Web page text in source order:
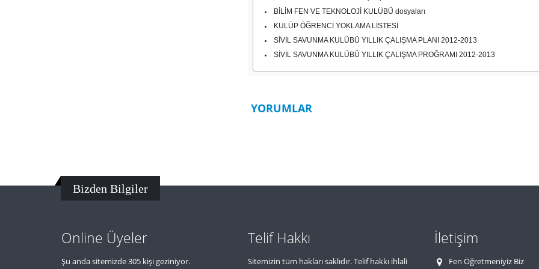
BİLİM FEN VE TEKNOLOJİ KULÜBÜ dosyaları
KULÜP ÖĞRENCİ YOKLAMA LİSTESİ
SİVİL SAVUNMA KULÜBÜ YILLIK ÇALIŞMA PLANI 2012-2013
SİVİL SAVUNMA KULÜBÜ YILLIK ÇALIŞMA PROĞRAMI 2012-2013
YORUMLAR
Bizden Bilgiler
Online Üyeler
Şu anda sitemizde 305 kişi geziniyor.
Telif Hakkı
Sitemizin tüm hakları saklıdır. Telif hakkı ihlali
İletişim
Fen Öğretmeniyiz Biz